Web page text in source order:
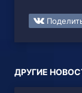
ДРУГИЕ